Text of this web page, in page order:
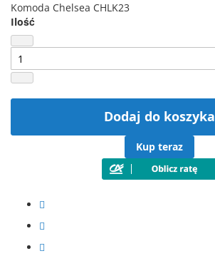
Komoda Chelsea CHLK23
Ilość
Dodaj do koszyka
Kup teraz